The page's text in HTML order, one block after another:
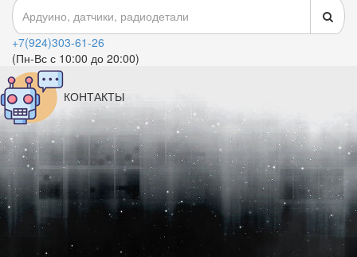
+7(924)303-61-26
(Пн-Вс с 10:00 до 20:00)
КОНТАКТЫ